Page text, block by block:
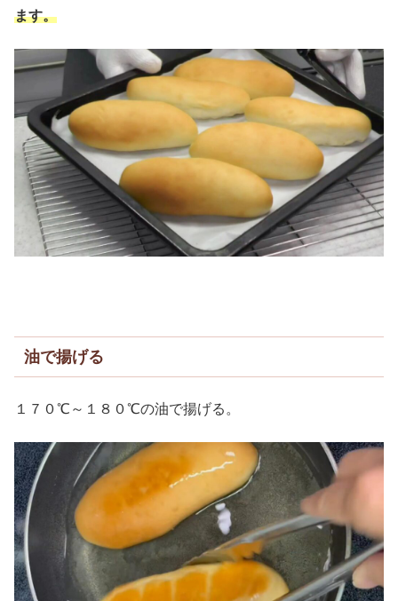
ます。
油で揚げる
１７０℃～１８０℃の油で揚げる。